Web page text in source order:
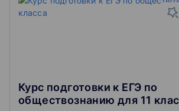
Курс подготовки к ЕГЭ по
обществознанию для 11